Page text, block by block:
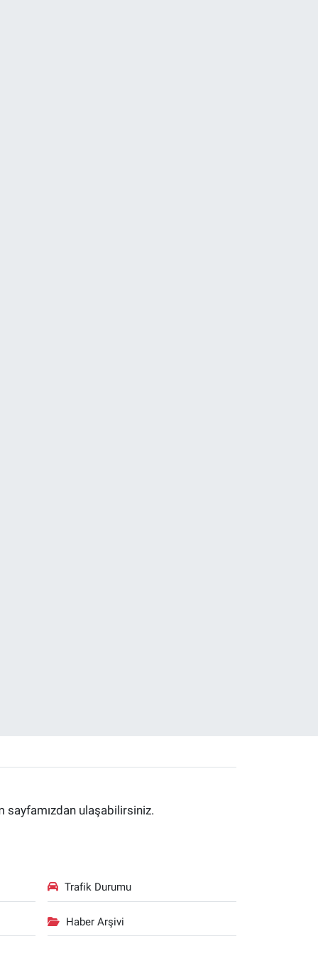
sayfamızdan ulaşabilirsiniz.
Trafik Durumu
Haber Arşivi